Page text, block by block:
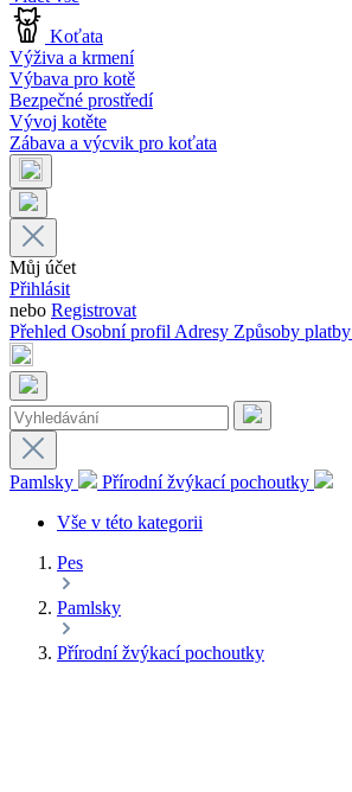
Koťata
Výživa a krmení
Výbava pro kotě
Bezpečné prostředí
Vývoj kotěte
Zábava a výcvik pro koťata
Můj účet
Přihlásit
nebo Registrovat
Přehled Osobní profilAdresy Způsoby platby
Pamlsky
Přírodní žvýkací pochoutky
Vše v této kategorii
Pes
Pamlsky
Přírodní žvýkací pochoutky